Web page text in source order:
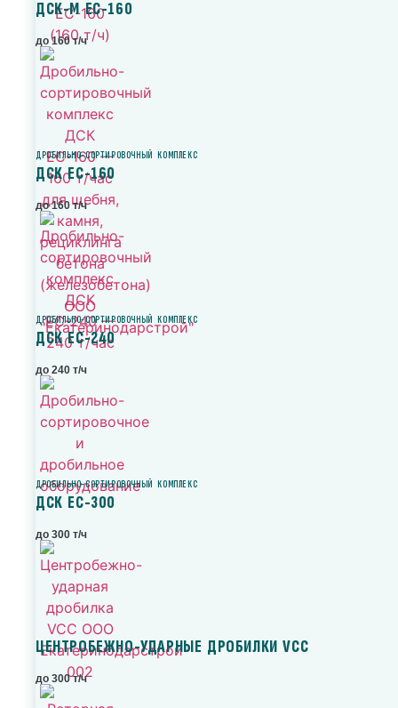
ДСК-М ЕС-160
до 160 т/ч
ДРОБИЛЬНО-СОРТИРОВОЧНЫЙ КОМПЛЕКС
ДСК ЕС-160
до 160 т/ч
ДРОБИЛЬНО-СОРТИРОВОЧНЫЙ КОМПЛЕКС
ДСК ЕС-240
до 240 т/ч
ДРОБИЛЬНО-СОРТИРОВОЧНЫЙ КОМПЛЕКС
ДСК ЕС-300
до 300 т/ч
ЦЕНТРОБЕЖНО-УДАРНЫЕ ДРОБИЛКИ VCC
до 300 т/ч